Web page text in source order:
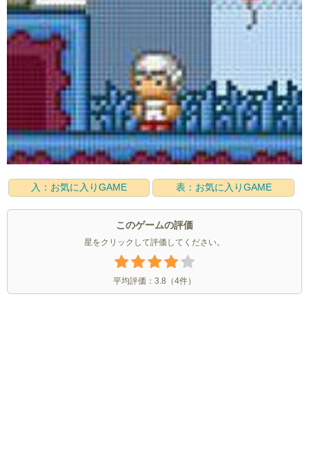
入：お気に入りGAME 表：お気に入りGAME
このゲームの評価
星をクリックして評価してください。
平均評価： 3.8 （4件）